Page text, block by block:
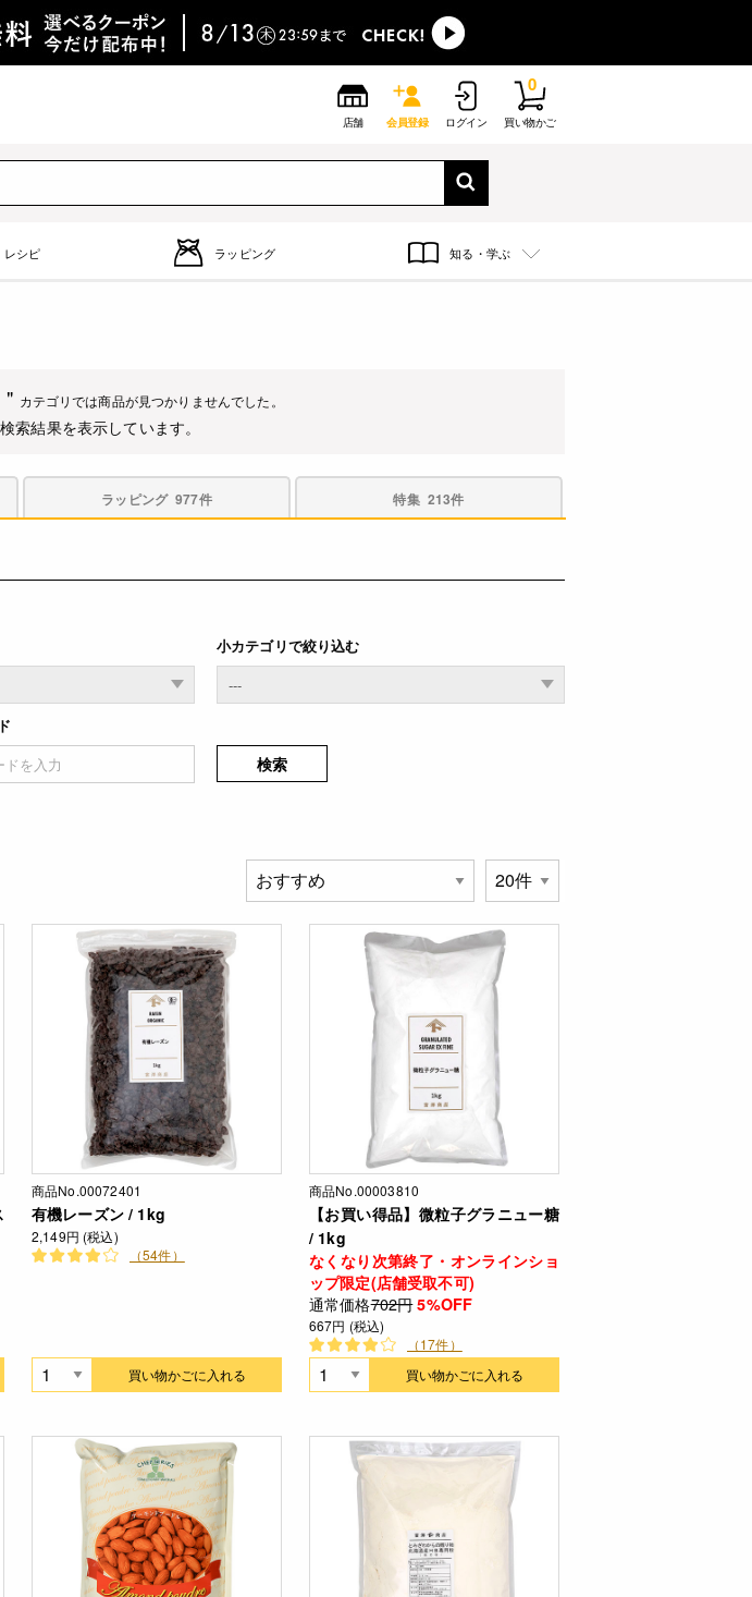
店舗 会員登録 ログイン 買い物かご
0
レシピ ラッピング 知る・学ぶ
" カテゴリでは商品が見つかりませんでした。
索結果を表示しています。
ラッピング 977件 特集 213件
小カテゴリで絞り込む
検索
商品No.00072401
有機レーズン / 1kg
2,149円 (税込)
（54件）
買い物かごに入れる
商品No.00003810
【お買い得品】微粒子グラニュー糖
/ 1kg
なくなり次第終了・オンラインショ
ップ限定(店舗受取不可)
通常価格702円 5%OFF
667円 (税込)
（17件）
買い物かごに入れる